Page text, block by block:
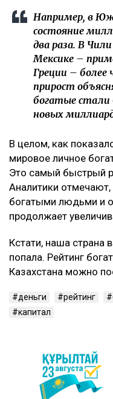
Например, в
состояние
два раза. В
Мексике –
Греции – более
прирост
богатые стали
новых
В целом, как
мировое личное
Это самый быстрый
Аналитики
богатыми людьми и
продолжает
Кстати, наша страна
попала. Рейтинг
Казахстана можно
деньги рейтинг
капитал